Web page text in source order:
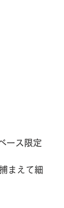
ース限定
まえて細